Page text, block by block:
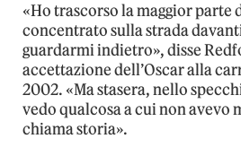
«Ho trascorso la maggior parte
concentrato sulla strada
guardarmi indietro», disse
accettazione dell’Oscar alla
2002. «Ma stasera, nello
vedo qualcosa a cui non avevo
chiama storia».